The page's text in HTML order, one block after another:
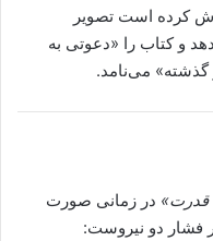
کرده است تصویر
و کتاب را «دعوتی به
می‌نامد.
قدرت» در زمانی صورت
فشار دو نیروست: